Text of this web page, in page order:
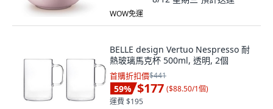
WOW免運
BELLE design Vertuo Nespresso 耐
熱玻璃馬克杯 500ml, 透明, 2個
首購折扣價$441
59% $177 ($88.50/1個)
運費 $195